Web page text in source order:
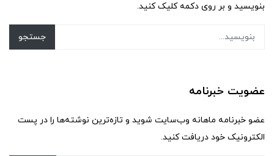
بنویسید و بر روی دکمه کلیک کنید.
جستجو
عضویت خبرنامه
عضو خبرنامه ماهانه وب‌سایت شوید و تازه‌ترین نوشته‌ها را در پست
الکترونیک خود دریافت کنید.